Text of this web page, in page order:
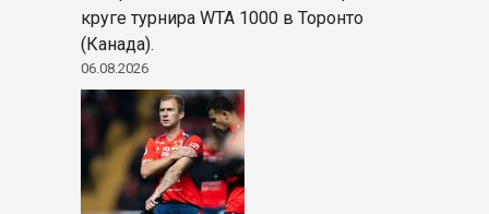
круге турнира WTA 1000 в Торонто
(Канада).
06.08.2026